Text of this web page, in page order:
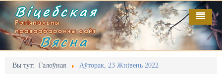
Віцебская
Рэгіянальны
праваабарончы сайт
Вясна
Вы тут: Галоўная Аўторак, 23 Жнівень 2022
Галоўная
Адміністрацыйны перасьлед
Выданьні